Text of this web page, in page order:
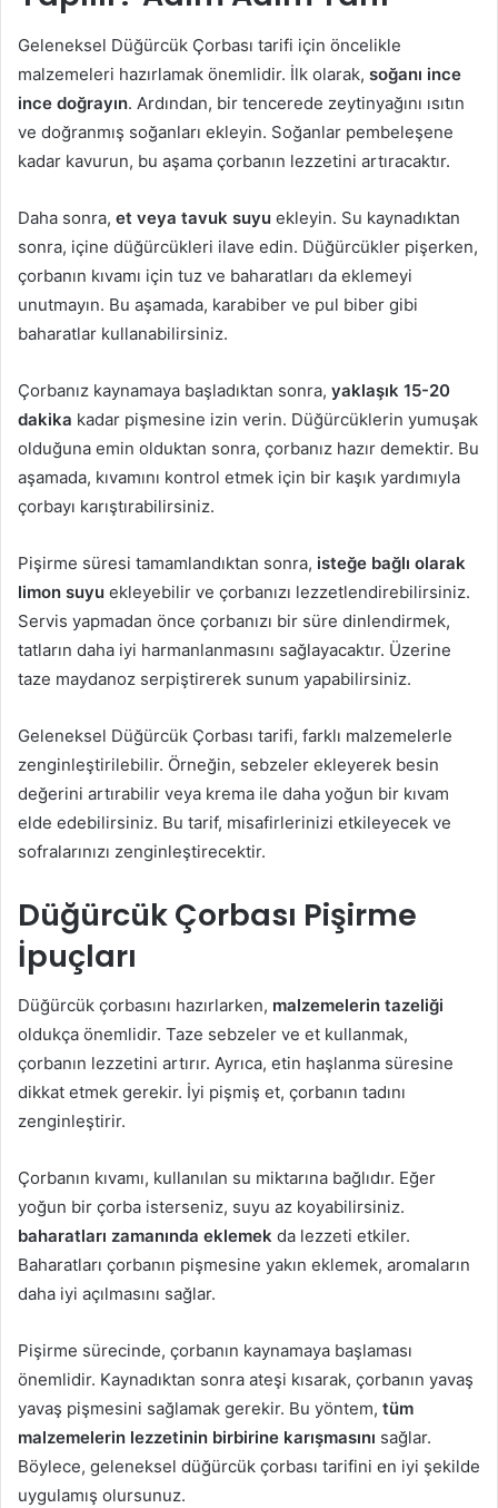
Geleneksel Düğürcük Çorbası tarifi için öncelikle
malzemeleri hazırlamak önemlidir. İlk olarak, soğanı ince
ince doğrayın. Ardından, bir tencerede zeytinyağını ısıtın
ve doğranmış soğanları ekleyin. Soğanlar pembeleşene
kadar kavurun, bu aşama çorbanın lezzetini artıracaktır.
Daha sonra, et veya tavuk suyu ekleyin. Su kaynadıktan
sonra, içine düğürcükleri ilave edin. Düğürcükler pişerken,
çorbanın kıvamı için tuz ve baharatları da eklemeyi
unutmayın. Bu aşamada, karabiber ve pul biber gibi
baharatlar kullanabilirsiniz.
Çorbanız kaynamaya başladıktan sonra, yaklaşık 15-20
dakika kadar pişmesine izin verin. Düğürcüklerin yumuşak
olduğuna emin olduktan sonra, çorbanız hazır demektir. Bu
aşamada, kıvamını kontrol etmek için bir kaşık yardımıyla
çorbayı karıştırabilirsiniz.
Pişirme süresi tamamlandıktan sonra, isteğe bağlı olarak
limon suyu ekleyebilir ve çorbanızı lezzetlendirebilirsiniz.
Servis yapmadan önce çorbanızı bir süre dinlendirmek,
tatların daha iyi harmanlanmasını sağlayacaktır. Üzerine
taze maydanoz serpiştirerek sunum yapabilirsiniz.
Geleneksel Düğürcük Çorbası tarifi, farklı malzemelerle
zenginleştirilebilir. Örneğin, sebzeler ekleyerek besin
değerini artırabilir veya krema ile daha yoğun bir kıvam
elde edebilirsiniz. Bu tarif, misafirlerinizi etkileyecek ve
sofralarınızı zenginleştirecektir.
Düğürcük Çorbası Pişirme
İpuçları
Düğürcük çorbasını hazırlarken, malzemelerin tazeliği
oldukça önemlidir. Taze sebzeler ve et kullanmak,
çorbanın lezzetini artırır. Ayrıca, etin haşlanma süresine
dikkat etmek gerekir. İyi pişmiş et, çorbanın tadını
zenginleştirir.
Çorbanın kıvamı, kullanılan su miktarına bağlıdır. Eğer
yoğun bir çorba isterseniz, suyu az koyabilirsiniz.
baharatları zamanında eklemek da lezzeti etkiler.
Baharatları çorbanın pişmesine yakın eklemek, aromaların
daha iyi açılmasını sağlar.
Pişirme sürecinde, çorbanın kaynamaya başlaması
önemlidir. Kaynadıktan sonra ateşi kısarak, çorbanın yavaş
yavaş pişmesini sağlamak gerekir. Bu yöntem, tüm
malzemelerin lezzetinin birbirine karışmasını sağlar.
Böylece, geleneksel düğürcük çorbası tarifini en iyi şekilde
uygulamış olursunuz.